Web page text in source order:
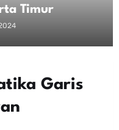
Timur
Garis